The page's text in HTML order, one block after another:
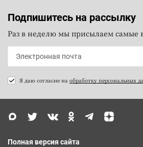
Подпишитесь на рассылку
Раз в неделю мы присылаем самые
Я даю согласие на обработку персональных
Полная версия сайта